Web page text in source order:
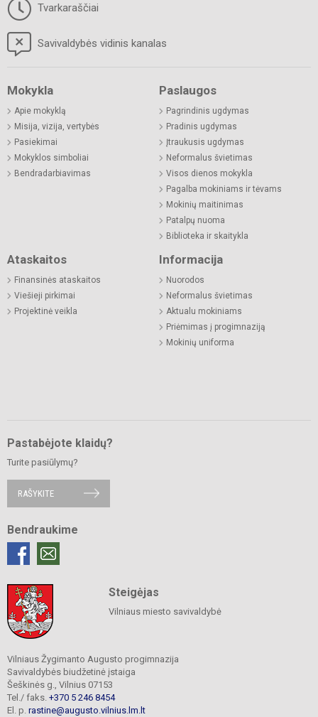
Tvarkaraščiai
Savivaldybės vidinis kanalas
Mokykla
Apie mokyklą
Misija, vizija, vertybės
Pasiekimai
Mokyklos simboliai
Bendradarbiavimas
Paslaugos
Pagrindinis ugdymas
Pradinis ugdymas
Įtraukusis ugdymas
Neformalus švietimas
Visos dienos mokykla
Pagalba mokiniams ir tėvams
Mokinių maitinimas
Patalpų nuoma
Biblioteka ir skaitykla
Ataskaitos
Finansinės ataskaitos
Viešieji pirkimai
Projektinė veikla
Informacija
Nuorodos
Neformalus švietimas
Aktualu mokiniams
Priėmimas į progimnaziją
Mokinių uniforma
Pastabėjote klaidų?
Turite pasiūlymų?
RAŠYKITE
Bendraukime
Steigėjas
Vilniaus miesto savivaldybė
Vilniaus Žygimanto Augusto progimnazija
Savivaldybės biudžetinė įstaiga
Šeškinės g., Vilnius 07153
Tel./ faks. +370 5 246 8454
El. p. rastine@augusto.vilnius.lm.lt